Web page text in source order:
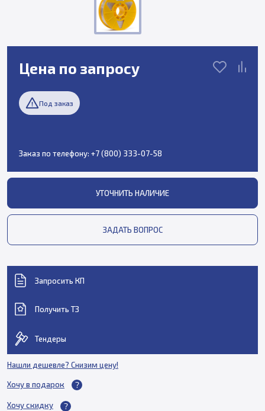
Цена по запросу
Под заказ
Заказ по телефону: +7 (800) 333-07-58
УТОЧНИТЬ НАЛИЧИЕ
ЗАДАТЬ ВОПРОС
Запросить КП
Получить ТЗ
Тендеры
Нашли дешевле? Снизим цену!
Хочу в подарок
Хочу скидку